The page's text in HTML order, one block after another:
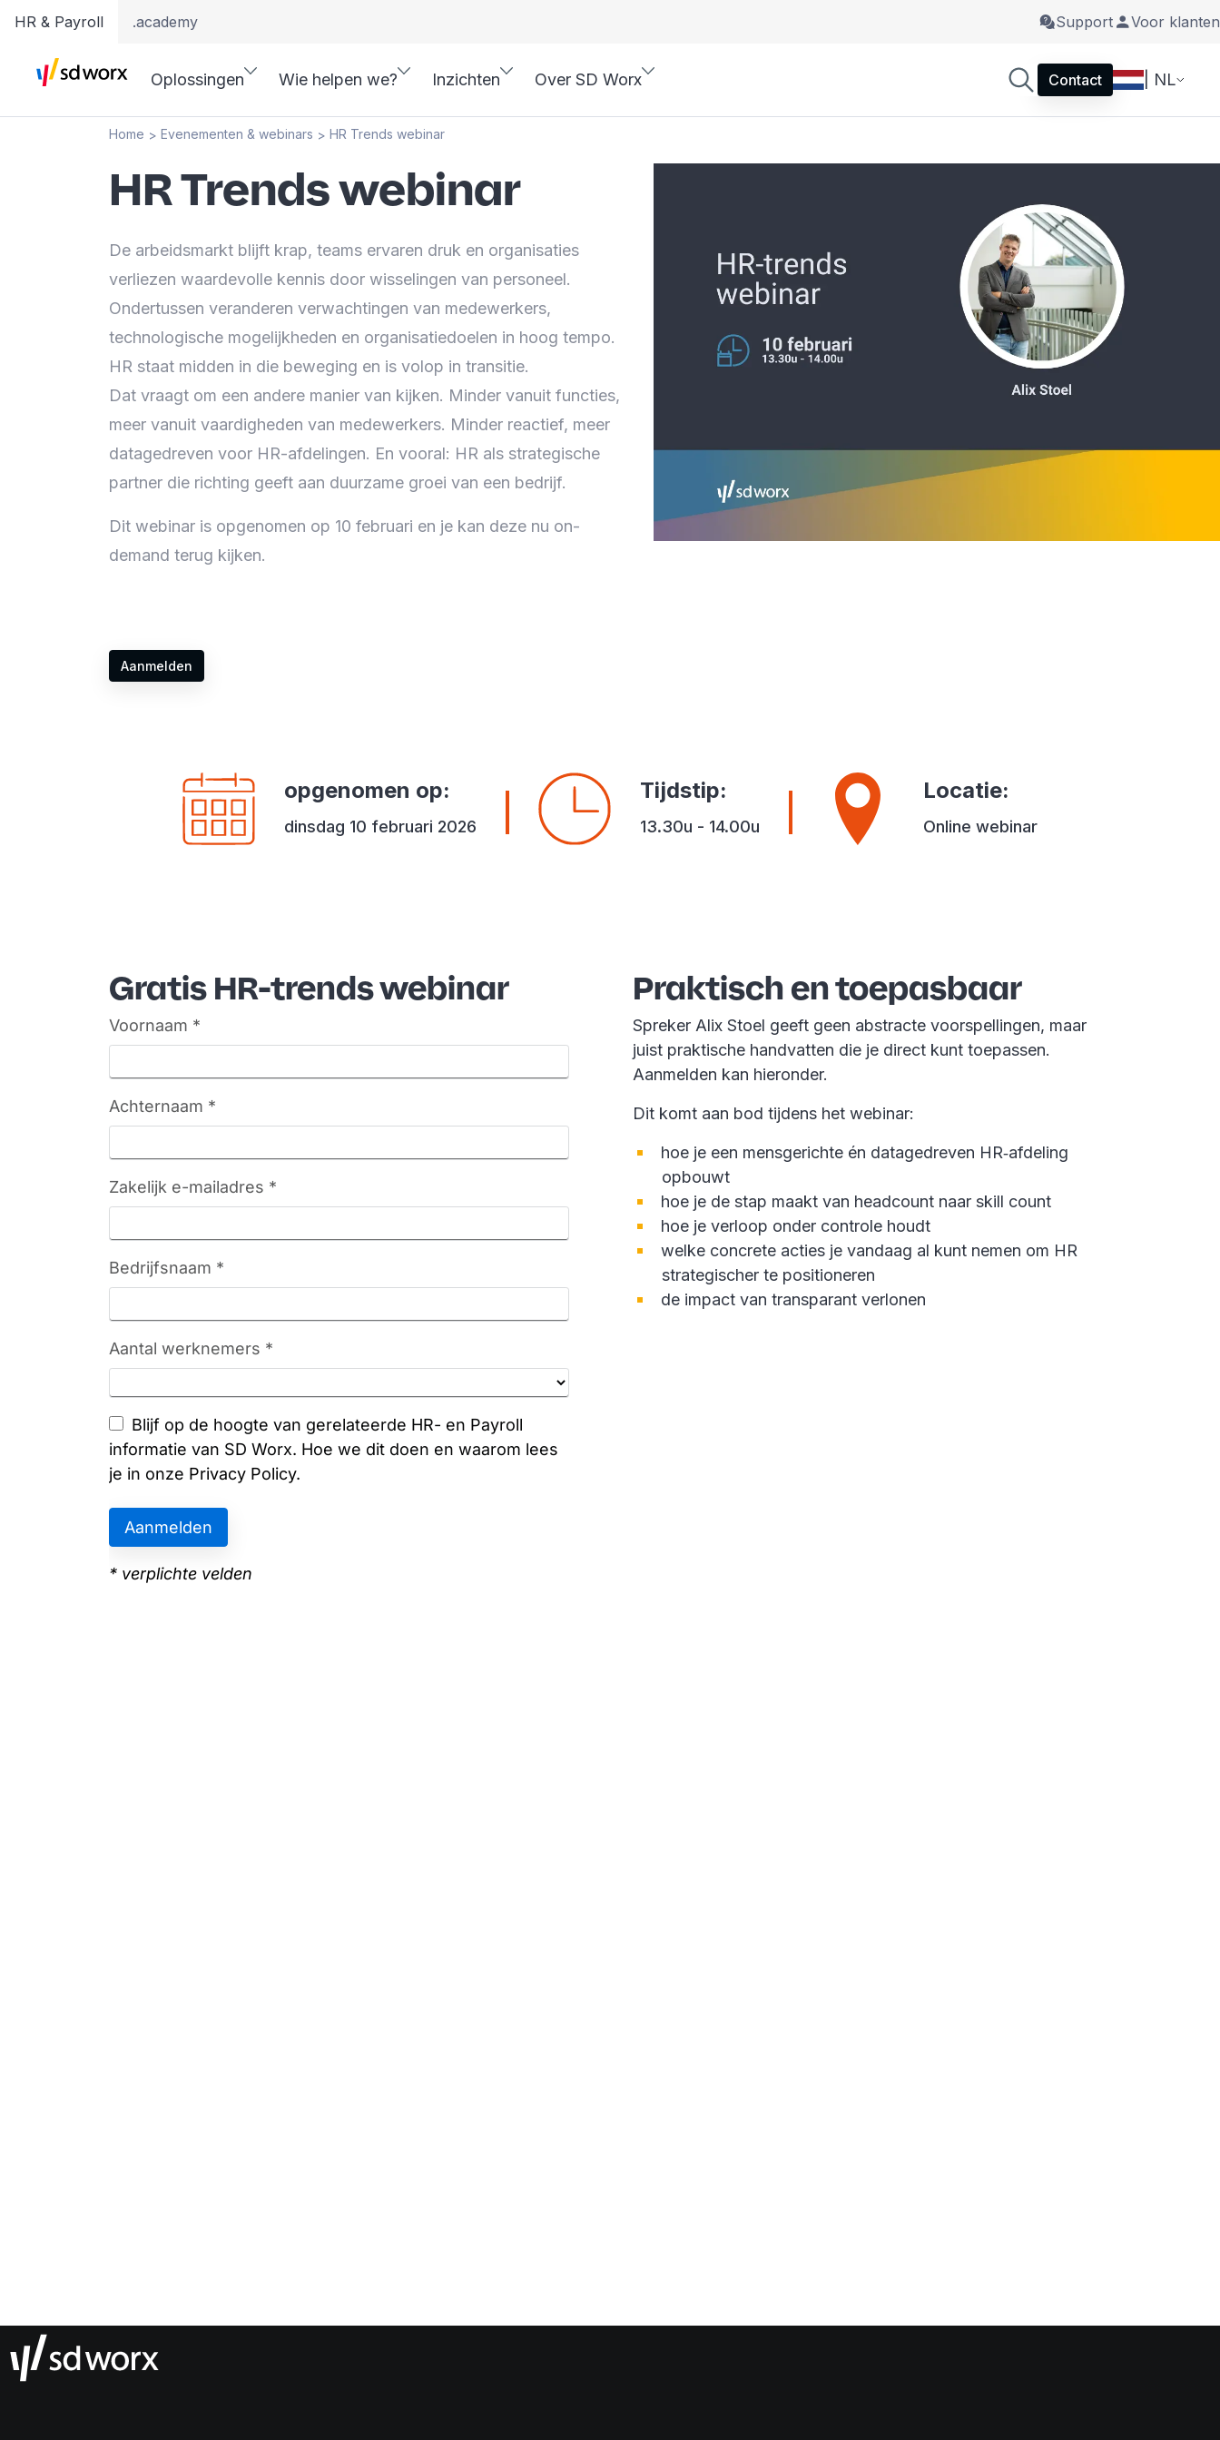
HR & Payroll .academy Support Voor klanten
Oplossingen Wie helpen we? Inzichten Over SD Worx Contact | NL
Home > Evenementen & webinars > HR Trends webinar
HR Trends webinar
De arbeidsmarkt blijft krap, teams ervaren druk en organisaties
verliezen waardevolle kennis door wisselingen van personeel.
Ondertussen veranderen verwachtingen van medewerkers,
technologische mogelijkheden en organisatiedoelen in hoog tempo.
HR staat midden in die beweging en is volop in transitie.
Dat vraagt om een andere manier van kijken. Minder vanuit functies,
meer vanuit vaardigheden van medewerkers. Minder reactief, meer
datagedreven voor HR-afdelingen. En vooral: HR als strategische
partner die richting geeft aan duurzame groei van een bedrijf.
Dit webinar is opgenomen op 10 februari en je kan deze nu on-
demand terug kijken.
Aanmelden
opgenomen op:
dinsdag 10 februari 2026
Tijdstip:
13.30u - 14.00u
Locatie:
Online webinar
Gratis HR-trends webinar Praktisch en toepasbaar
Spreker Alix Stoel geeft geen abstracte voorspellingen, maar
juist praktische handvatten die je direct kunt toepassen.
Aanmelden kan hieronder.
Dit komt aan bod tijdens het webinar:
hoe je een mensgerichte én datagedreven HR‑afdeling
opbouwt
hoe je de stap maakt van headcount naar skill count
hoe je verloop onder controle houdt
welke concrete acties je vandaag al kunt nemen om HR
strategischer te positioneren
de impact van transparant verlonen